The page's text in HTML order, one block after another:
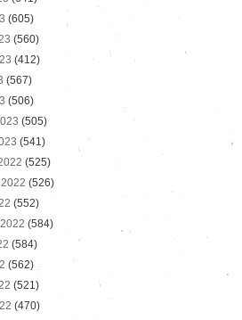
(605)
(560)
(412)
(567)
(506)
(505)
(541)
(525)
(526)
(552)
(584)
(584)
(562)
(521)
(470)